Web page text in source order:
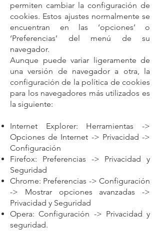
permiten cambiar la configuración de
cookies. Estos ajustes normalmente se
encuentran en las ‘opciones’ o
‘Preferencias’ del menú de su
navegador.
Aunque puede variar ligeramente de
una versión de navegador a otra, la
configuración de la política de cookies
para los navegadores más utilizados es
la siguiente:
Internet Explorer: Herramientas ->
Opciones de Internet -> Privacidad ->
Configuración
Firefox: Preferencias -> Privacidad y
Seguridad
Chrome: Preferencias -> Configuración
-> Mostrar opciones avanzadas ->
Privacidad y Seguridad
Opera: Configuración -> Privacidad y
seguridad.